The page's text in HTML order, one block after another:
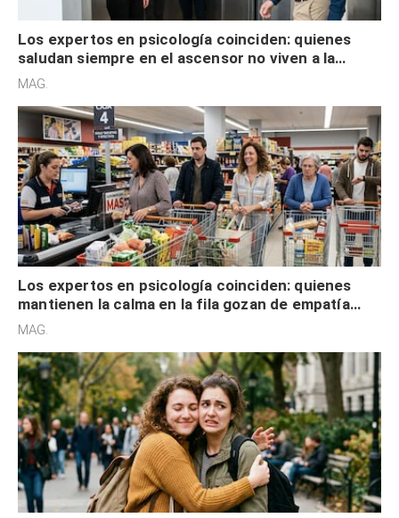
Los expertos en psicología coinciden: quienes
saludan siempre en el ascensor no viven a la
defensiva y tienen apertura social
MAG.
Los expertos en psicología coinciden: quienes
mantienen la calma en la fila gozan de empatía
cognitiva, gratitud y no solo tienen autocontrol
MAG.